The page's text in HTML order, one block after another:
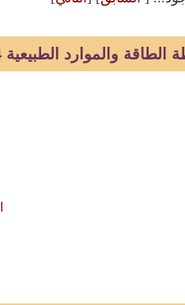
والموارد الطبيعية 2024-2025